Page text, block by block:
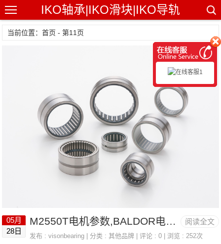
IKO轴承|IKO滑块|IKO导轨
当前位置：首页 - 第11页
阅读全文
05月
28日
M2550T电机参数,BALDOR电机M2550T重量
发布 :visonbearing | 分类 :其他品牌 | 评论 : 0 | 浏览 : 252次